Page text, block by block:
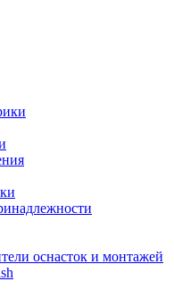
оснасток и монтажей